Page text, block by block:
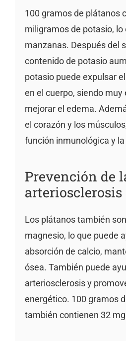
100 gramos de plátanos
miligramos de potasio, lo
manzanas. Después del
contenido de potasio
potasio puede expulsar
en el cuerpo, siendo muy
mejorar el edema.
el corazón y los
función inmunológica y
Prevención de
arteriosclerosis
Los plátanos también
magnesio, lo que puede
absorción de calcio,
ósea. También puede
arteriosclerosis y
energético. 100 gramos
también contienen 32